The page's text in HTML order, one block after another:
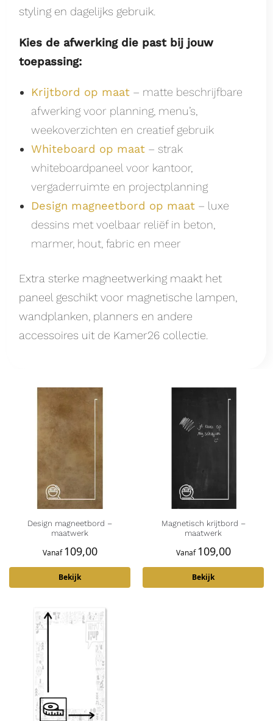
styling en dagelijks gebruik.
Kies de afwerking die past bij jouw
toepassing:
Krijtbord op maat – matte beschrijfbare
afwerking voor planning, menu’s,
weekoverzichten en creatief gebruik
Whiteboard op maat – strak
whiteboardpaneel voor kantoor,
vergaderruimte en projectplanning
Design magneetbord op maat – luxe
dessins met voelbaar reliëf in beton,
marmer, hout, fabric en meer
Extra sterke magneetwerking maakt het
paneel geschikt voor magnetische lampen,
wandplanken, planners en andere
accessoires uit de Kamer26 collectie.
Design magneetbord –
maatwerk
Vanaf 109,00
Bekijk
Magnetisch krijtbord –
maatwerk
Vanaf 109,00
Bekijk